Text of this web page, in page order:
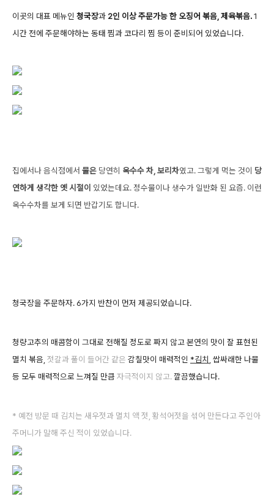
이곳의 대표 메뉴인 청국장과 2인 이상 주문가능 한 오징어 볶음, 제육볶음.1
시간 전에 주문해야하는 동태 찜과 코다리 찜 등이 준비되어 있었습니다.
집에서나 음식점에서 물은 당연히 옥수수 차, 보리차였고. 그렇게 먹는 것이 당
연하게 생각한 옛 시절이 있었는데요. 정수물이나 생수가 일반화 된 요즘. 이런
옥수수차를 보게 되면 반갑기도 합니다.
청국장을 주문하자. 6가지 반찬이 먼저 제공되었습니다.
청량고추의 매콤함이 그대로 전해질 정도로 짜지 않고 본연의 맛이 잘 표현된
멸치 볶음, 젓갈과 풀이 들어간 같은 감칠맛이 매력적인 *김치 , 쌉싸래한 나물
등 모두 매력적으로 느껴질 만큼 자극적이지 않고. 깔끔했습니다.
* 예전 방문 때 김치는 새우젓과 멸치 액 젓, 황석어젓을 섞어 만든다고 주인아
주머니가 말해 주신 적이 있었습니다.